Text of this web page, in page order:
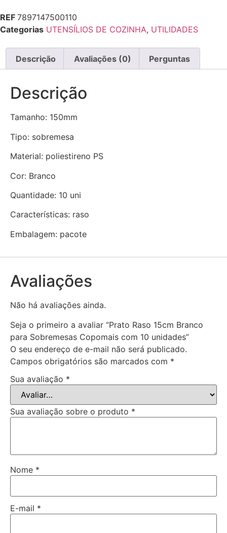
REF 7897147500110
Categorias UTENSÍLIOS DE COZINHA, UTILIDADES
Descrição Avaliações (0) Perguntas
Descrição
Tamanho: 150mm
Tipo: sobremesa
Material: poliestireno PS
Cor: Branco
Quantidade: 10 uni
Características: raso
Embalagem: pacote
Avaliações
Não há avaliações ainda.
Seja o primeiro a avaliar “Prato Raso 15cm Branco
para Sobremesas Copomais com 10 unidades”
O seu endereço de e-mail não será publicado.
Campos obrigatórios são marcados com *
Sua avaliação *
Sua avaliação sobre o produto *
Nome *
E-mail *